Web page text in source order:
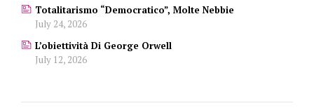
Totalitarismo “democratico”, Molte Nebbie
July 24, 2026
L’obiettività Di George Orwell
July 12, 2026